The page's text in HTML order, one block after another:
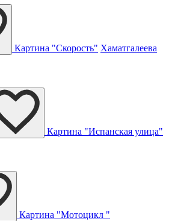
Картина "Скорость" Хаматгалеева
Картина "Испанская улица"
Картина "Мотоцикл "